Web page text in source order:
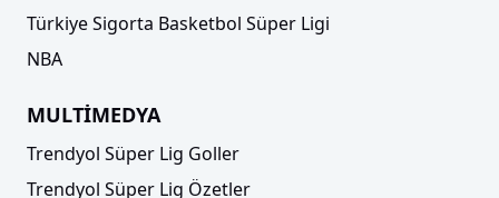
Türkiye Sigorta Basketbol Süper Ligi
NBA
MULTİMEDYA
Trendyol Süper Lig Goller
Trendyol Süper Lig Özetler